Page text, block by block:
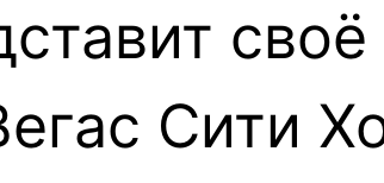
своё
Сити